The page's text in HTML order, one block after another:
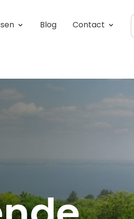
Blog Contact